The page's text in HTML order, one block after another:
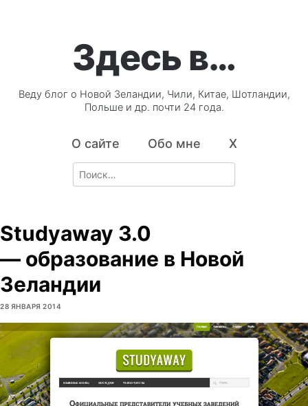
Здесь в…
Веду блог о Новой Зеландии, Чили, Китае, Шотландии,
Польше и др. почти 24 года.
О сайте Обо мне X
Search
for:
Studyaway 3.0
— образование в Новой
Зеландии
28 ЯНВАРЯ 2014